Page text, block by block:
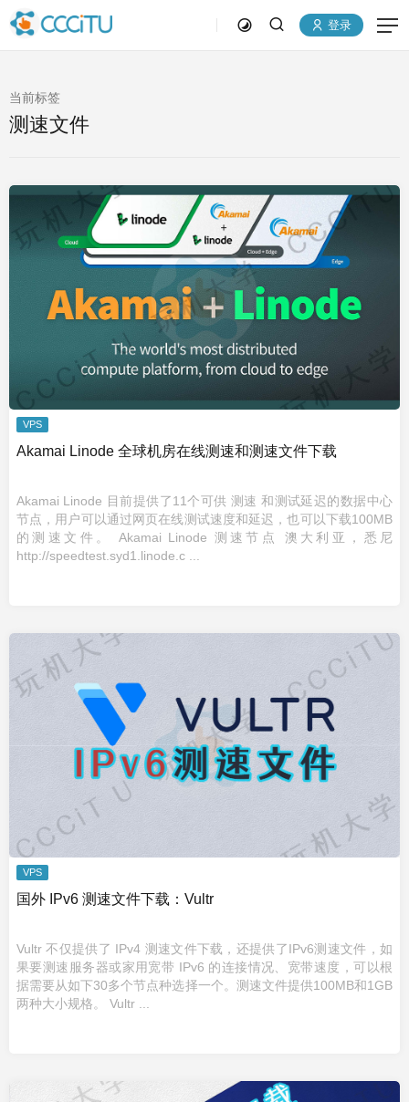
登录
当前标签
测速文件
VPS
Akamai Linode 全球机房在线测速和测速文件下载
Akamai Linode 目前提供了11个可供 测速 和测试延迟的数据中心
节点，用户可以通过网页在线测试速度和延迟，也可以下载100MB
的测速文件。 Akamai Linode 测速节点 澳大利亚，悉尼
http://speedtest.syd1.linode.c ...
VPS
国外 IPv6 测速文件下载：Vultr
Vultr 不仅提供了 IPv4 测速文件下载，还提供了IPv6测速文件，如
果要测速服务器或家用宽带 IPv6 的连接情况、宽带速度，可以根
据需要从如下30多个节点种选择一个。测速文件提供100MB和1GB